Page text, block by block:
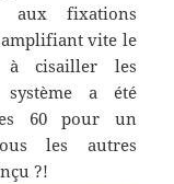
aux fixations
vite le
à cisailler les
a été
60 pour un
les autres
?!